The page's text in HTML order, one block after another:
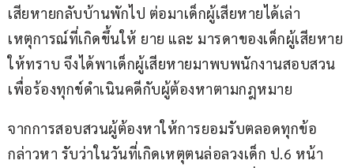
เสียหายกลับบ้านพักไป ต่อมาเด็กผู้เสียหายได้เล่า
เหตุการณ์ที่เกิดขึ้นให้ ยาย และ มารดาของเด็กผู้เสียหาย
ให้ทราบ จึงได้พาเด็กผู้เสียหายมาพบพนักงานสอบสวน
เพื่อร้องทุกข์ดำเนินคดีกับผู้ต้องหาตามกฎหมาย
จากการสอบสวนผู้ต้องหาให้การยอมรับตลอดทุกข้อ
กล่าวหา รับว่าในวันที่เกิดเหตุตนล่อลวงเด็ก ป.6 หน้า